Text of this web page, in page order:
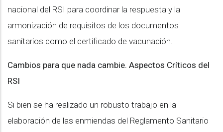
nacional del RSI para coordinar la respuesta y la
armonización de requisitos de los documentos
sanitarios como el certificado de vacunación.
Cambios para que nada cambie. Aspectos Críticos del
RSI
Si bien se ha realizado un robusto trabajo en la
elaboración de las enmiendas del Reglamento Sanitario